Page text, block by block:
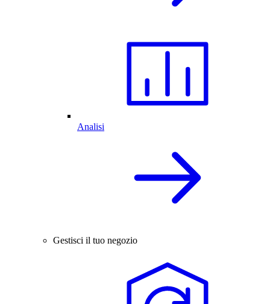
Analisi
Gestisci il tuo negozio